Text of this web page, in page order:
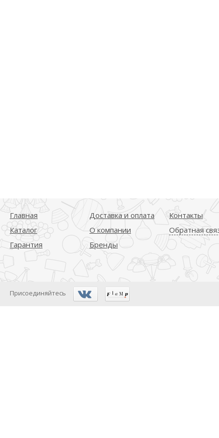
Главная
Каталог
Гарантия
Доставка и оплата
О компании
Бренды
Контакты
Обратная
Присоединяйтесь